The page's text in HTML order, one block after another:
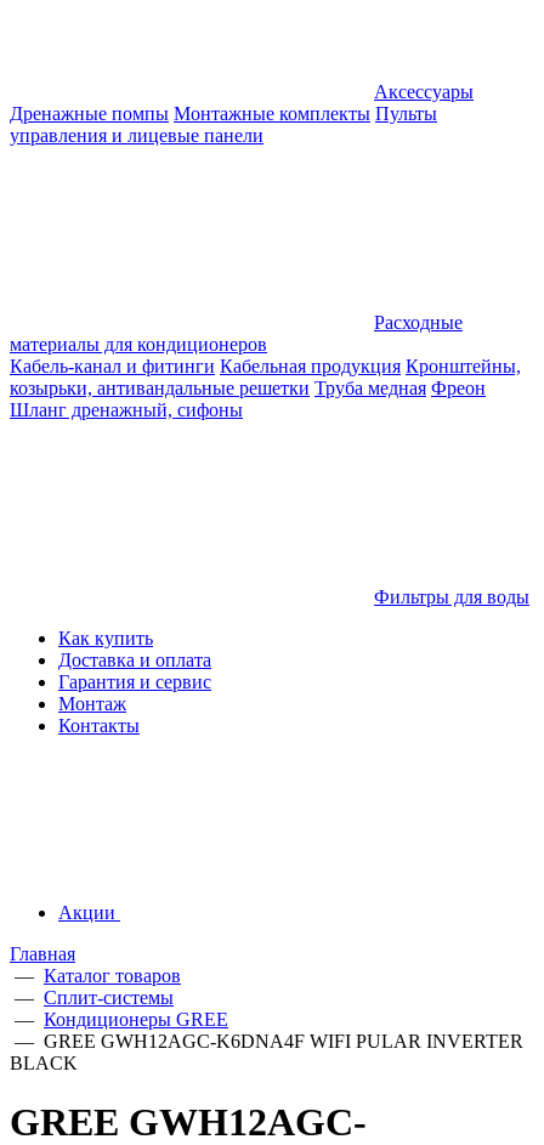
Аксессуары
Дренажные помпы Монтажные комплекты Пульты
управления и лицевые панели
Расходные
материалы для кондиционеров
Кабель-канал и фитинги Кабельная продукция Кронштейны,
козырьки, антивандальные решетки Труба медная Фреон
Шланг дренажный, сифоны
Фильтры для воды
Как купить
Доставка и оплата
Гарантия и сервис
Монтаж
Контакты
Акции
Главная
— Каталог товаров
— Сплит-системы
— Кондиционеры GREE
— GREE GWH12AGC-K6DNA4F WIFI PULAR INVERTER
BLACK
GREE GWH12AGC-